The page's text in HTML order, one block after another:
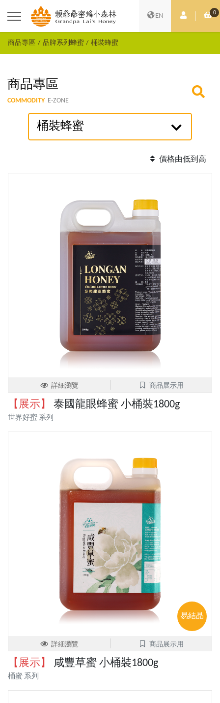
EN 會員中心0
購
商品專區 品牌系列蜂蜜 桶裝蜂蜜
商品專區
COMMODITY E-ZONE
桶裝蜂蜜
價格由低到高
詳細瀏覽 商品展示用
【展示】 泰國龍眼蜂蜜 小桶裝1800g
世界好蜜 系列
易結晶
詳細瀏覽 商品展示用
【展示】 咸豐草蜜 小桶裝1800g
桶蜜 系列